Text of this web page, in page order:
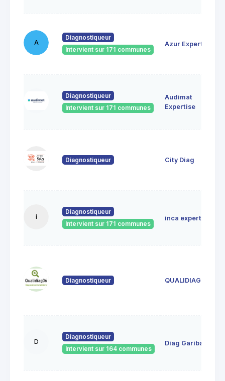
A
Diagnostiqueur
Intervient sur 171 communes
Azur Expertise
Diagnostiqueur
Intervient sur 171 communes
Audimat
Expertise
Diagnostiqueur City Diag
i
Diagnostiqueur
Intervient sur 171 communes
inca expertises
Diagnostiqueur QUALIDIAG 06
D
Diagnostiqueur
Intervient sur 164 communes
Diag Garibaldi